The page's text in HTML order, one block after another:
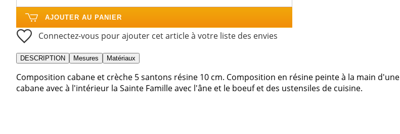
AJOUTER AU PANIER
Connectez-vous pour ajouter cet article à votre liste des envies
DESCRIPTION Mesures Matériaux
Composition cabane et crèche 5 santons résine 10 cm. Composition en résine peinte à la main d'une
cabane avec à l'intérieur la Sainte Famille avec l'âne et le boeuf et des ustensiles de cuisine.